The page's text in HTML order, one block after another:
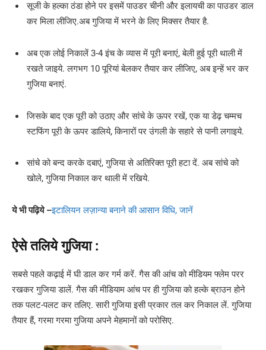
सूजी के हल्का ठंडा होने पर इसमें पाउडर चीनी और इलायची का पाउडर डाल
कर मिला लीजिए.अब गुजिया में भरने के लिए मिक्सर तैयार है.
अब एक लोई निकालें 3-4 इंच के व्यास में पूरी बनाएं, बेली हुई पूरी थाली में
रखते जाइये. लगभग 10 पूरियां बेलकर तैयार कर लीजिए, अब इन्हें भर कर
गुजिया बनाएं.
जिसके बाद एक पूरी को उठाए और सांचे के ऊपर रखें, एक या डेढ़ चम्मच
स्टफिंग पूरी के ऊपर डालिये, किनारों पर उंगली के सहारे से पानी लगाइये.
सांचे को बन्द करके दबाएं, गुजिया से अतिरिक्त पूरी हटा दें. अब सांचे को
खोले, गुजिया निकाल कर थाली में रखिये.
ये भी पढ़िये –इटालियन लज़ान्या बनाने की आसान विधि, जानें
ऐसे तलिये गुजिया :
सबसे पहले कढ़ाई में घी डाल कर गर्म करें. गैस की आंच को मीडियम फ्लेम परर
रखकर गुजिया डालें. गैस की मीडियाम आंच पर ही गुजिया को हल्के ब्राउन होने
तक पलट-पलट कर तलिए. सारी गुजिया इसी प्रकार तल कर निकाल लें. गुजिया
तैयार हैं, गरमा गरमा गुजिया अपने मेहमानों को परोसिए.